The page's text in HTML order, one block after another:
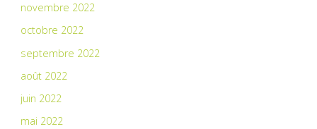
novembre 2022
octobre 2022
septembre 2022
août 2022
juin 2022
mai 2022